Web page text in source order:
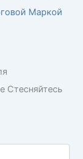
Маркой
Стесняйтесь